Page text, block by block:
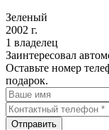
Зеленый
2002 г.
1 владелец
Заинтересовал
Оставьте номер
подарок.
Отправить